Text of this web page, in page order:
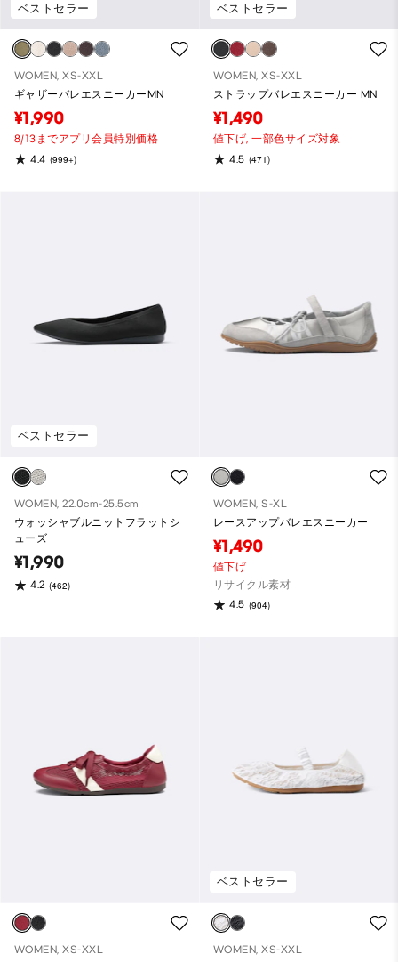
ベストセラー
WOMEN, XS-XXL
ギャザーバレエスニーカーMN
¥1,990
8/13までアプリ会員特別価格
4.4 (999+)
ベストセラー
WOMEN, XS-XXL
ストラップバレエスニーカー MN
¥1,490
値下げ,一部色サイズ対象
4.5 (471)
ベストセラー
WOMEN, 22.0cm-25.5cm
ウォッシャブルニットフラットシ
ューズ
¥1,990
4.2 (462)
WOMEN, S-XL
レースアップバレエスニーカー
¥1,490
値下げ
リサイクル素材
4.5 (904)
WOMEN, XS-XXL
ベストセラー
WOMEN, XS-XXL